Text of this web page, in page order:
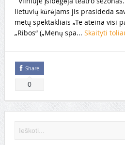
lietuvių kūrėjams jis prasideda
metų spektakliais „Te ateina visi
„Ribos“ („Menų spa... Skaityti
Share
0